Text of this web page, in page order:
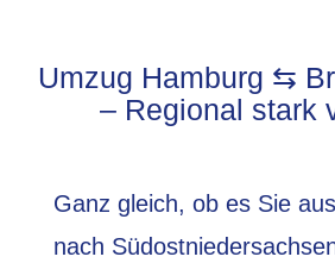
Umzug Hamburg ⇆
– Regional stark
Ganz gleich, ob es Sie
nach